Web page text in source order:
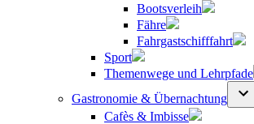
Bootsverleih
Fähre
Fahrgastschifffahrt
Sport
Themenwege und Lehrpfade
Gastronomie & Übernachtung
Cafès & Imbisse